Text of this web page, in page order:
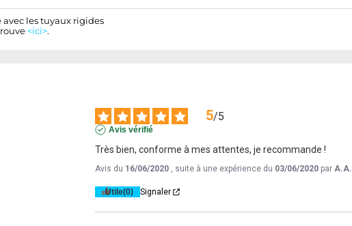
avec les tuyaux rigides
<ici>.
5/5
Avis vérifié
Très bien, conforme à mes attentes, je recommande !
Avis du 16/06/2020 , suite à une expérience du 03/06/2020 parA.A.
Utile(0) Signaler